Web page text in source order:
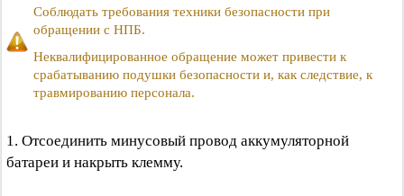
Соблюдать требования техники безопасности при
обращении с НПБ.
Неквалифицированное обращение может привести к
срабатыванию подушки безопасности и, как следствие, к
травмированию персонала.
1. Отсоединить минусовый провод аккумуляторной
батареи и накрыть клемму.